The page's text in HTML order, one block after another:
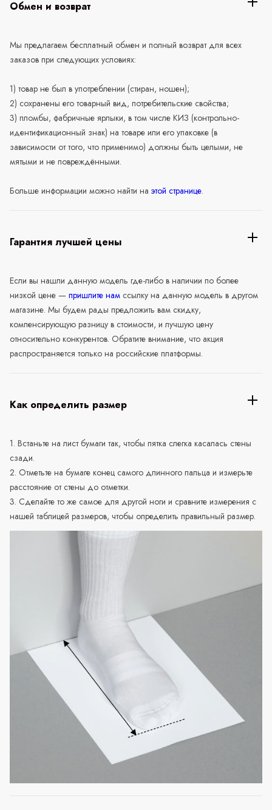
Обмен и возврат
Мы предлагаем бесплатный обмен и полный возврат для всех
заказов при следующих условиях:
1) товар не был в употреблении (стиран, ношен);
2) сохранены его товарный вид, потребительские свойства;
3) пломбы, фабричные ярлыки, в том числе КИЗ (контрольно-
идентификационный знак) на товаре или его упаковке (в
зависимости от того, что применимо) должны быть целыми, не
мятыми и не повреждёнными.
Больше информации можно найти на этой странице.
Гарантия лучшей цены
Если вы нашли данную модель где-либо в наличии по более
низкой цене — пришлите нам ссылку на данную модель в другом
магазине. Мы будем рады предложить вам скидку,
компенсирующую разницу в стоимости, и лучшую цену
относительно конкурентов. Обратите внимание, что акция
распространяется только на российские платформы.
Как определить размер
1. Встаньте на лист бумаги так, чтобы пятка слегка касалась стены
сзади.
2. Отметьте на бумаге конец самого длинного пальца и измерьте
расстояние от стены до отметки.
3. Сделайте то же самое для другой ноги и сравните измерения с
нашей таблицей размеров, чтобы определить правильный размер.